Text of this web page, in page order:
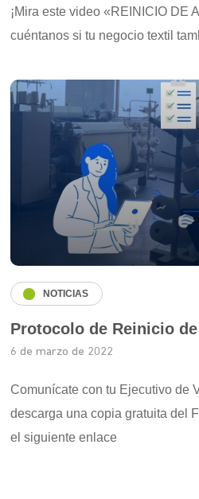
¡Mira este video «REINICIO DE
cuéntanos si tu negocio textil
NOTICIAS
Protocolo de Reinicio
6 de marzo de 2022
Comunícate con tu Ejecutivo de
descarga una copia gratuita del
el siguiente enlace